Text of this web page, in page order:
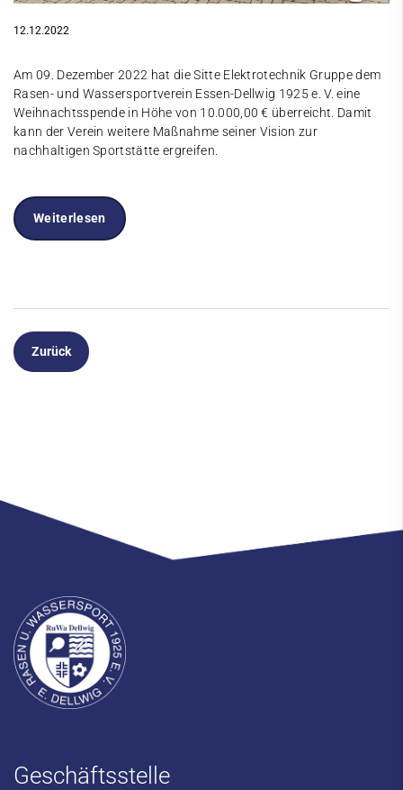
12.12.2022
Am 09. Dezember 2022 hat die Sitte Elektrotechnik Gruppe dem
Rasen- und Wassersportverein Essen-Dellwig 1925 e. V. eine
Weihnachtsspende in Höhe von 10.000,00 € überreicht. Damit
kann der Verein weitere Maßnahme seiner Vision zur
nachhaltigen Sportstätte ergreifen.
Weiterlesen
Zurück
Geschäftsstelle